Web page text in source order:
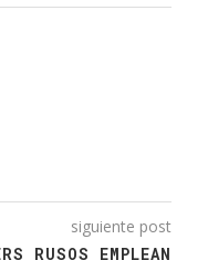
siguiente post
RUSOS EMPLEAN